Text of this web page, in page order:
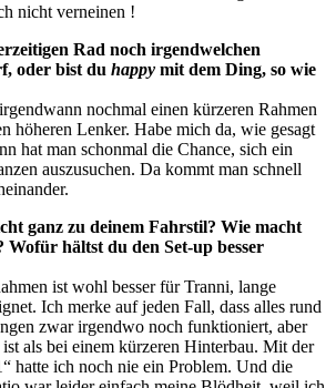
nicht verneinen !
Rad noch irgendwelchen
oder bist du happy mit dem Ding, so wie
nochmal einen kürzeren Rahmen
höheren Lenker. Habe mich da, wie gesagt
hat man schonmal die Chance, sich ein
auszusuchen. Da kommt man schnell
ganz zu deinem Fahrstil? Wie macht
Wofür hältst du den Set-up besser
ist wohl besser für Tranni, lange
Ich merke auf jeden Fall, dass alles rund
zwar irgendwo noch funktioniert, aber
als bei einem kürzeren Hinterbau. Mit der
hatte ich noch nie ein Problem. Und die